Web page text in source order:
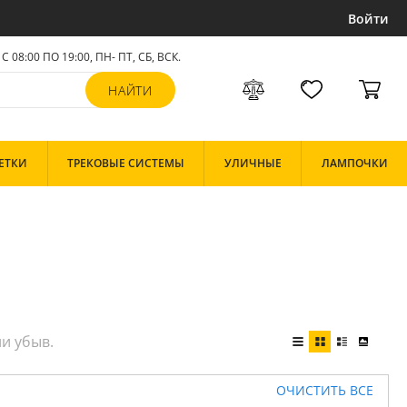
Войти
С 08:00 ПО 19:00, ПН- ПТ, СБ, ВСК.
ТРЕКОВЫЕ СИСТЕМЫ УЛИЧНЫЕ ЛАМПОЧКИ
ОЧИСТИТЬ ВСЕ